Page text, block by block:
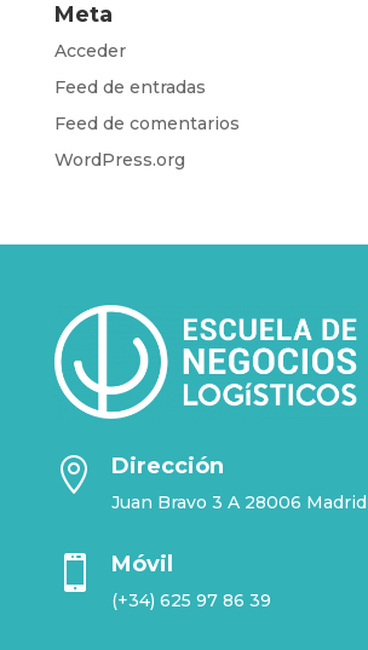
Meta
Acceder
Feed de entradas
Feed de comentarios
WordPress.org
 Dirección
Juan Bravo 3 A 28006 Madrid
 Móvil
(+34) 625 97 86 39